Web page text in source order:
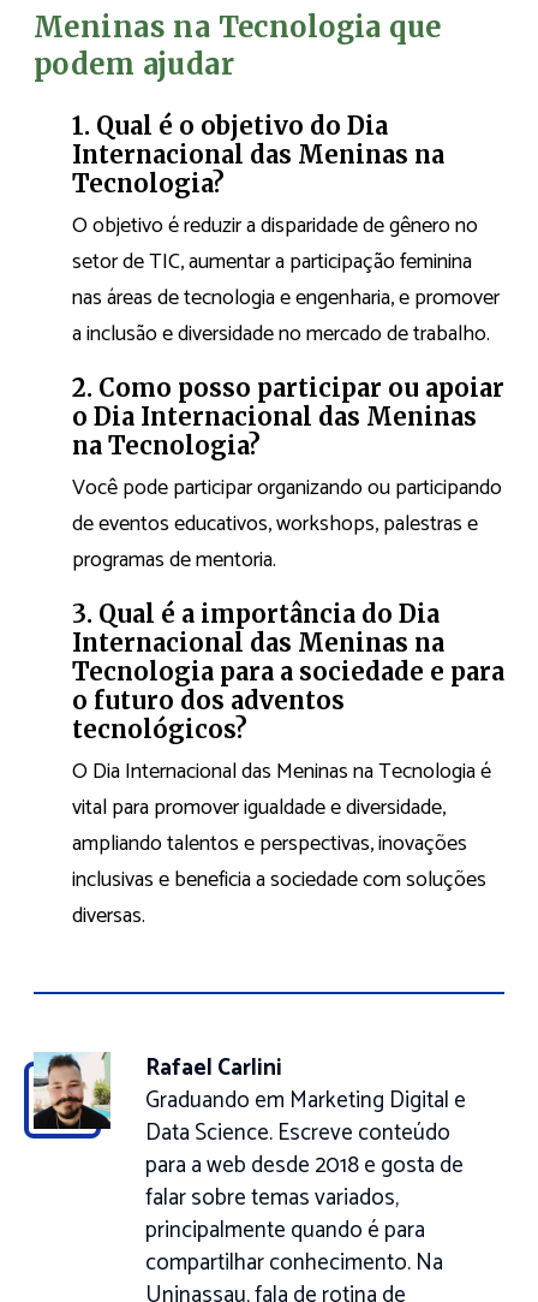
Meninas na Tecnologia que
podem ajudar
1. Qual é o objetivo do Dia
Internacional das Meninas na
Tecnologia?
O objetivo é reduzir a disparidade de gênero no
setor de TIC, aumentar a participação feminina
nas áreas de tecnologia e engenharia, e promover
a inclusão e diversidade no mercado de trabalho.
2. Como posso participar ou apoiar
o Dia Internacional das Meninas
na Tecnologia?
Você pode participar organizando ou participando
de eventos educativos, workshops, palestras e
programas de mentoria.
3. Qual é a importância do Dia
Internacional das Meninas na
Tecnologia para a sociedade e para
o futuro dos adventos
tecnológicos?
O Dia Internacional das Meninas na Tecnologia é
vital para promover igualdade e diversidade,
ampliando talentos e perspectivas, inovações
inclusivas e beneficia a sociedade com soluções
diversas.
Rafael Carlini
Graduando em Marketing Digital e
Data Science. Escreve conteúdo
para a web desde 2018 e gosta de
falar sobre temas variados,
principalmente quando é para
compartilhar conhecimento. Na